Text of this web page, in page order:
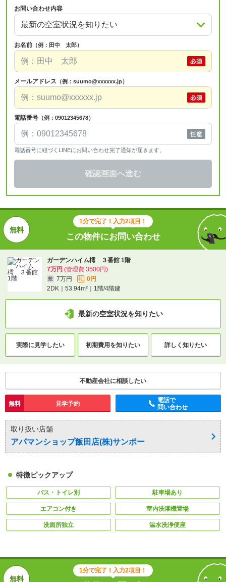
お問い合わせ内容
お名前 （例：田中 太郎）
メールアドレス （例：suumo@xxxxxx.jp）
電話番号 （例：09012345678）
電話番号に紐づくLINEにお問い合わせ完了通知が届きます。
確認画面へ進む
1分で完了！入力2項目！
この物件にお問い合わせ
ガーデンハイム樗 ３番館 1階
7万円 (管理費 3500円)
敷 7万円 礼
0円
2DK｜53.94m²｜1階/4階建
最新の空室状況を知りたい
実際に見学したい 初期費用を知りたい 詳しく知りたい
不動産会社に相談したい
無料 見学予約
電話で
問い合わせ
取り扱い店舗
アパマンショップ飯田店(株)サンポー
特徴ピックアップ
バス・トイレ別 駐車場あり
エアコン付き 室内洗濯機置場
洗面所独立 温水洗浄便座
1分で完了！入力2項目！